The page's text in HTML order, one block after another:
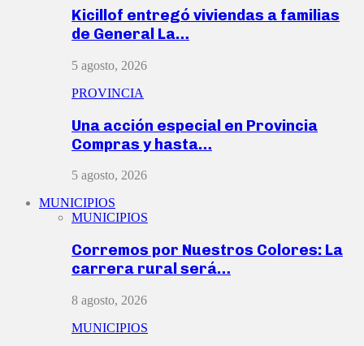
Kicillof entregó viviendas a familias
de General La…
5 agosto, 2026
PROVINCIA
Una acción especial en Provincia
Compras y hasta…
5 agosto, 2026
MUNICIPIOS
MUNICIPIOS
Corremos por Nuestros Colores: La
carrera rural será…
8 agosto, 2026
MUNICIPIOS